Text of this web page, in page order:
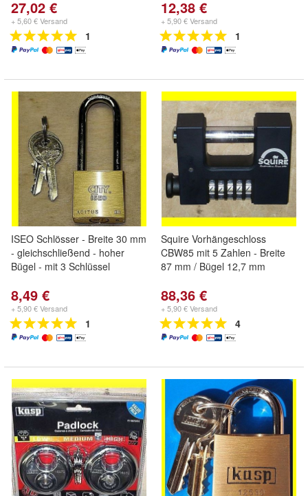
27,02 €
+ 5,60 € Versand
1
12,38 €
+ 5,90 € Versand
1
ISEO Schlösser - Breite 30 mm
- gleichschließend - hoher
Bügel - mit 3 Schlüssel
8,49 €
+ 5,90 € Versand
1
Squire Vorhängeschloss
CBW85 mit 5 Zahlen - Breite
87 mm / Bügel 12,7 mm
88,36 €
+ 5,90 € Versand
4